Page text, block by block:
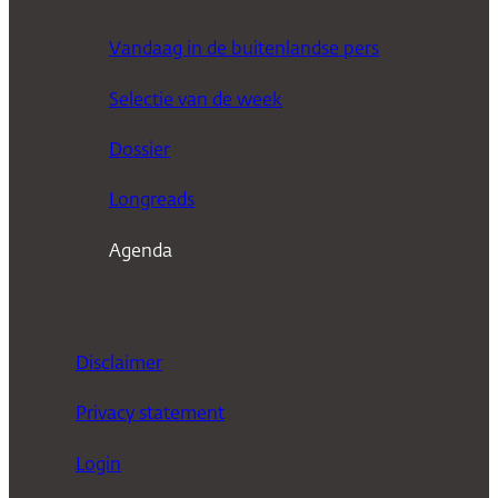
Vandaag in de buitenlandse pers
Selectie van de week
Dossier
Longreads
Agenda
Disclaimer
Privacy statement
Login